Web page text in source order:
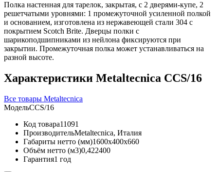
Полка настенная для тарелок, закрытая, с 2 дверями-купе, 2
решетчатыми уровнями: 1 промежуточной усиленной полкой
и основанием, изготовлена из нержавеющей стали 304 с
покрытием Scotch Brite. Дверцы полки с
шарикоподшипниками из нейлона фиксируются при
закрытии. Промежуточная полка может устанавливаться на
разной высоте.
Характеристики Metaltecnica CCS/16
Все товары Metaltecnica
МодельCCS/16
Код товара11091
ПроизводительMetaltecnica, Италия
Габариты нетто (мм)1600x400x660
Объём нетто (м3)0,422400
Гарантия1 год